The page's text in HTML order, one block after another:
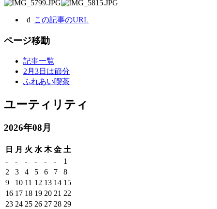
この記事のURL
ページ移動
記事一覧
2月3日は節分
ふれあい喫茶
ユーティリティ
2026年08月
日 月 火 水 木 金 土
-
- - - - -
1
2
3 4 5 6 7
8
9
10 11 12 13 14 15
16 17 18 19 20 21 22
23 24 25 26 27 28 29